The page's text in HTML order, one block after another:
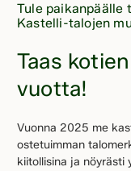
Tule paikanpäälle
Kastelli-talojen
Taas
vuotta!
Vuonna 2025 me
ostetuimman
kiitollisina ja nöyrästi